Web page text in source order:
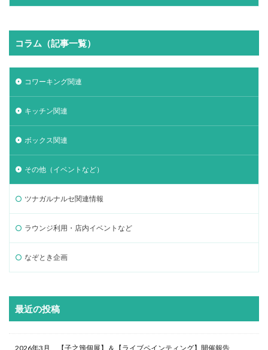
コラム（記事一覧）
コワーキング関連
キッチン関連
ボックス関連
その他（イベントなど）
ツナガルナルセ関連情報
ラウンジ利用・店内イベントなど
なぞとき企画
最近の投稿
2026年3月 【子之籏個展】＆【ライブペインティング】開催報告